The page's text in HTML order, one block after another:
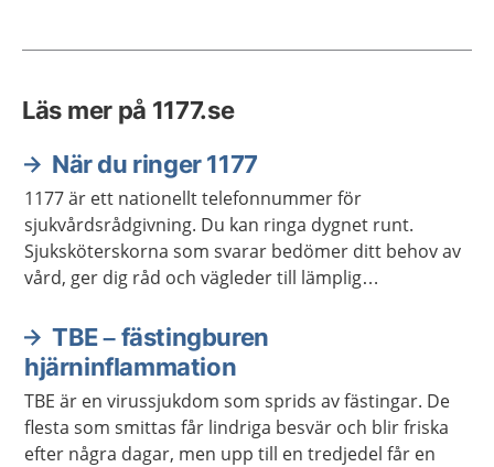
Läs mer på 1177.se
När du ringer 1177
1177 är ett nationellt telefonnummer för
sjukvårdsrådgivning. Du kan ringa dygnet runt.
Sjuksköterskorna som svarar bedömer ditt behov av
vård, ger dig råd och vägleder till lämplig
TBE – fästingburen
hjärninflammation
TBE är en virussjukdom som sprids av fästingar. De
flesta som smittas får lindriga besvär och blir friska
efter några dagar, men upp till en tredjedel får en